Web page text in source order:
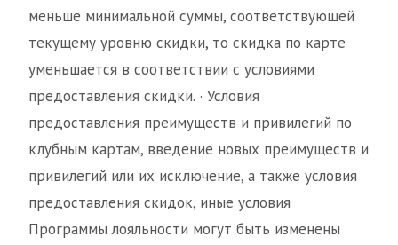
меньше минимальной суммы, соответствующей
текущему уровню скидки, то скидка по карте
уменьшается в соответствии с условиями
предоставления скидки. · Условия
предоставления преимуществ и привилегий по
клубным картам, введение новых преимуществ и
привилегий или их исключение, а также условия
предоставления скидок, иные условия
Программы лояльности могут быть изменены